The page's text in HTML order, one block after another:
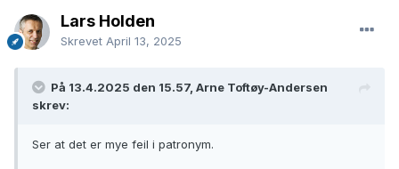
Lars Holden
Skrevet April 13, 2025
På 13.4.2025 den 15.57, Arne Toftøy-Andersen
skrev:
Ser at det er mye feil i patronym.